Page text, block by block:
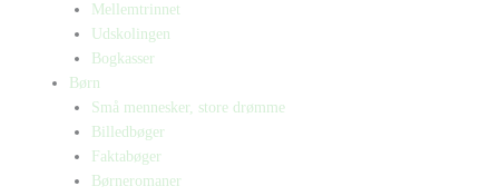
Mellemtrinnet
Udskolingen
Bogkasser
Børn
Små mennesker, store drømme
Billedbøger
Faktabøger
Børneromaner